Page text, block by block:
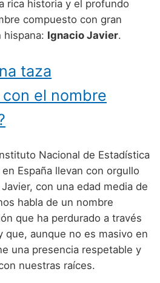
que empiezan por H
que empiezan por J
que empiezan por K
que empiezan por L
que empiezan por N
que empiezan por O
que empiezan por P
que empiezan por Q
que empiezan por R
de Niño Cantabros
de Niño Castellanos
Niño Extremeños
de Niño Gallegos
de Niño Madrileños
de Niño Navarros
de Niño Riojanos
Niño Valencianos
de Niño Vascos
de Niño Mitologicos
de Niño Romanos
de Niño Chinos
de Niño Franceses
de Niño Ingleses
de Niño Italianos
de Niño Japoneses
de Niño Judíos
de Niño Marroquíes
Niño Portugueses
de Niño Rumanos
de Niño Rusos
de Niño Suecos
rica historia y el profundo
compuesto con gran
hispana: Ignacio Javier.
taza
el nombre
Nacional de Estadística
España llevan con orgullo
con una edad media de
habla de un nombre
que ha perdurado a través
que, aunque no es masivo en
una presencia respetable y
nuestras raíces.